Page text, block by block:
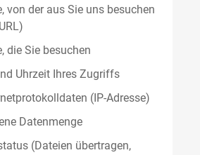
von der aus Sie uns besuchen
die Sie besuchen
Uhrzeit Ihres Zugriffs
(IP-Adresse)
Datenmenge
(Dateien übertragen,